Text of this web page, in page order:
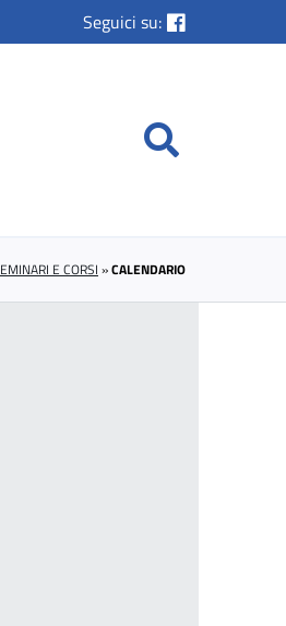
Seguici su:
E CORSI »CALENDARIO